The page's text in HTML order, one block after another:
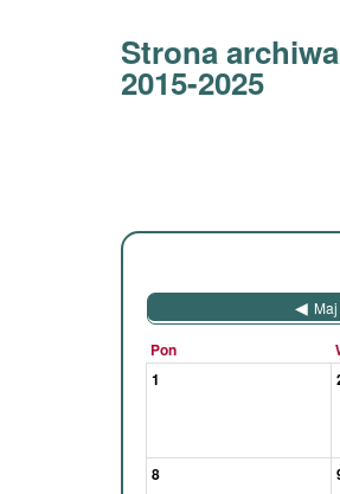
Strona
2015-2025
Maj
Pon
1
8